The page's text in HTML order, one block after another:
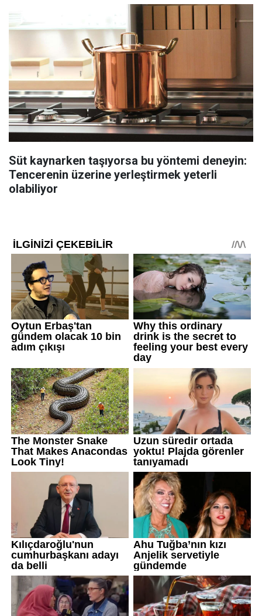
Süt kaynarken taşıyorsa bu yöntemi deneyin:
Tencerenin üzerine yerleştirmek yeterli
olabiliyor